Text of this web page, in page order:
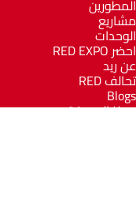
المطورين
مشاريع
الوحدات
احضر RED EXPO
عن ريد
تحالف RED
Blogs
مركز المعرفة